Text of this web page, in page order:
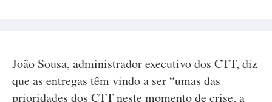
João Sousa, administrador executivo dos CTT, diz
que as entregas têm vindo a ser “umas das
prioridades dos CTT neste momento de crise, a